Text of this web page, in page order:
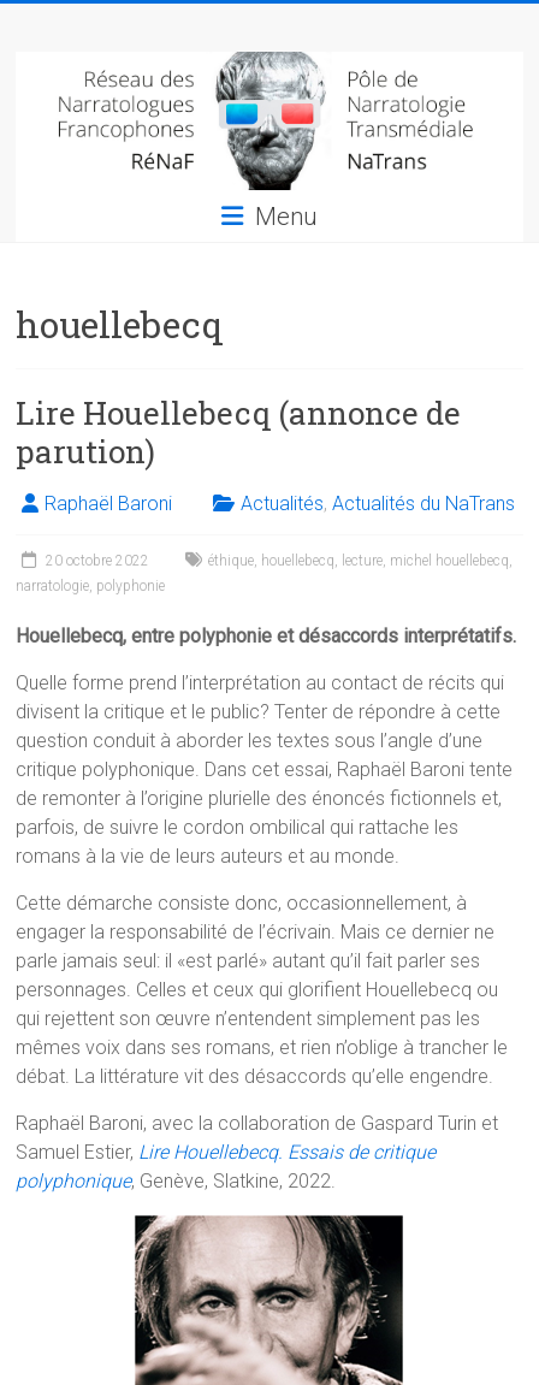
Réseau
des
narratologues
francophone
de
narratologie
(NaTrans)
Menu
houellebecq
Lire Houellebecq (annonce de
parution)
Raphaël Baroni Actualités,Actualités du NaTrans
20 octobre 2022 éthique, houellebecq, lecture, michel houellebecq,
narratologie, polyphonie
Houellebecq, entre polyphonie et désaccords interprétatifs.
Quelle forme prend l’interprétation au contact de récits qui
divisent la critique et le public? Tenter de répondre à cette
question conduit à aborder les textes sous l’angle d’une
critique polyphonique. Dans cet essai, Raphaël Baroni tente
de remonter à l’origine plurielle des énoncés fictionnels et,
parfois, de suivre le cordon ombilical qui rattache les
romans à la vie de leurs auteurs et au monde.
Cette démarche consiste donc, occasionnellement, à
engager la responsabilité de l’écrivain. Mais ce dernier ne
parle jamais seul: il «est parlé» autant qu’il fait parler ses
personnages. Celles et ceux qui glorifient Houellebecq ou
qui rejettent son œuvre n’entendent simplement pas les
mêmes voix dans ses romans, et rien n’oblige à trancher le
débat. La littérature vit des désaccords qu’elle engendre.
Raphaël Baroni, avec la collaboration de Gaspard Turin et
Samuel Estier, Lire Houellebecq. Essais de critique
polyphonique, Genève, Slatkine, 2022.